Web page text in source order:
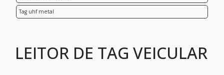
Tag uhf metal
LEITOR DE TAG VEICULAR